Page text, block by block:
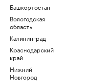
Башкортостан
Вологодская
область
Калининград
Краснодарский
край
Нижний
Новгород